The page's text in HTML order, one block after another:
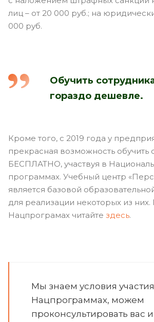
лиц – от 20 000 руб.; на
000 руб.
Обучить
гораздо дешевле.
Кроме того, с 2019 года у
прекрасная возможность обучить
БЕСПЛАТНО, участвуя в
программах. Учебный центр
является базовой
для реализации некоторых из
Нацпрограмах читайте здесь.
Мы знаем условия
Нацпрограммах, можем
проконсультировать вас и